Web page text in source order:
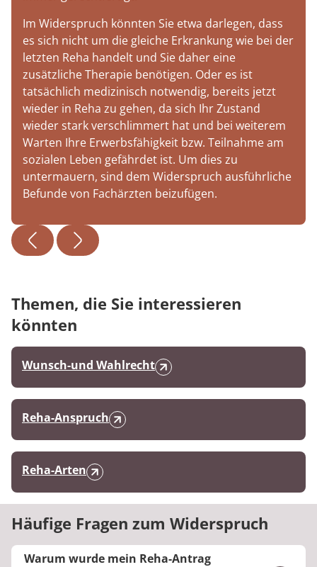
Im Widerspruch könnten Sie etwa darlegen, dass
es sich nicht um die gleiche Erkrankung wie bei der
letzten Reha handelt und Sie daher eine
zusätzliche Therapie benötigen. Oder es ist
tatsächlich medizinisch notwendig, bereits jetzt
wieder in Reha zu gehen, da sich Ihr Zustand
wieder stark verschlimmert hat und bei weiterem
Warten Ihre Erwerbsfähigkeit bzw. Teilnahme am
sozialen Leben gefährdet ist. Um dies zu
untermauern, sind dem Widerspruch ausführliche
Befunde von Fachärzten beizufügen.
Themen, die Sie interessieren
könnten
Wunsch-und Wahlrecht
Reha-Anspruch
Reha-Arten
Häufige Fragen zum Widerspruch
Warum wurde mein Reha-Antrag